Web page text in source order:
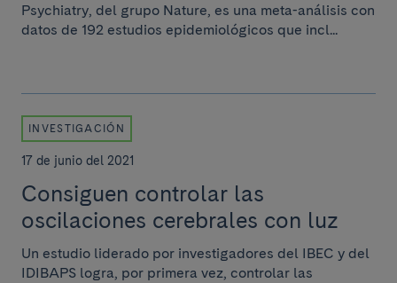
Psychiatry, del grupo Nature, es una meta-análisis con
datos de 192 estudios epidemiológicos que incl...
INVESTIGACIÓN
17 de junio del 2021
Consiguen controlar las
oscilaciones cerebrales con luz
Un estudio liderado por investigadores del IBEC y del
IDIBAPS logra, por primera vez, controlar las